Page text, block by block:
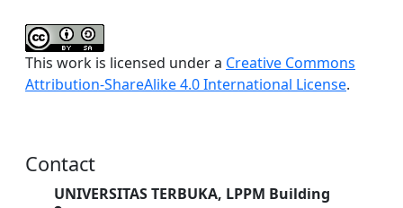
This work is licensed under a Creative Commons
Attribution-ShareAlike 4.0 International License.
Contact
UNIVERSITAS TERBUKA, LPPM Building